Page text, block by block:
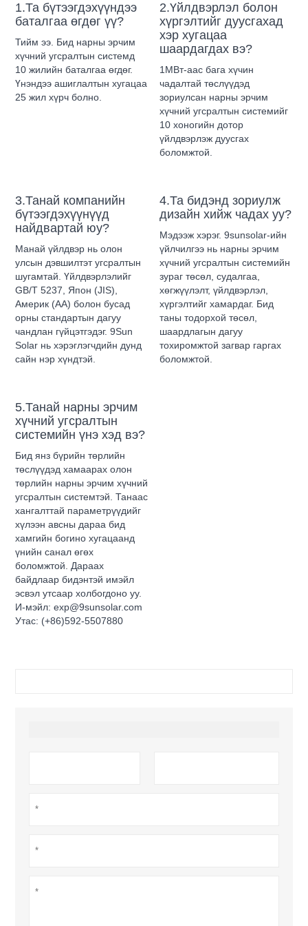
1.Та бүтээгдэхүүндээ
баталгаа өгдөг үү?
Тийм ээ. Бид нарны эрчим
хүчний угсралтын системд
10 жилийн баталгаа өгдөг.
Үнэндээ ашиглалтын хугацаа
25 жил хүрч болно.
2.Үйлдвэрлэл болон
хүргэлтийг дуусгахад
хэр хугацаа
шаардагдах вэ?
1МВт-аас бага хүчин
чадалтай төслүүдэд
зориулсан нарны эрчим
хүчний угсралтын системийг
10 хоногийн дотор
үйлдвэрлэж дуусгах
боломжтой.
3.Танай компанийн
бүтээгдэхүүнүүд
найдвартай юу?
Манай үйлдвэр нь олон
улсын дэвшилтэт угсралтын
шугамтай. Үйлдвэрлэлийг
GB/T 5237, Япон (JIS),
Америк (AA) болон бусад
орны стандартын дагуу
чандлан гүйцэтгэдэг. 9Sun
Solar нь хэрэглэгчдийн дунд
сайн нэр хүндтэй.
4.Та бидэнд зориулж
дизайн хийж чадах уу?
Мэдээж хэрэг. 9sunsolar-ийн
үйлчилгээ нь нарны эрчим
хүчний угсралтын системийн
зураг төсөл, судалгаа,
хөгжүүлэлт, үйлдвэрлэл,
хүргэлтийг хамардаг. Бид
таны тодорхой төсөл,
шаардлагын дагуу
тохиромжтой загвар гаргах
боломжтой.
5.Танай нарны эрчим
хүчний угсралтын
системийн үнэ хэд вэ?
Бид янз бүрийн төрлийн
төслүүдэд хамаарах олон
төрлийн нарны эрчим хүчний
угсралтын системтэй. Танаас
хангалттай параметрүүдийг
хүлээн авсны дараа бид
хамгийн богино хугацаанд
үнийн санал өгөх
боломжтой. Дараах
байдлаар бидэнтэй имэйл
эсвэл утсаар холбогдоно уу.
И-мэйл: exp@9sunsolar.com
Утас: (+86)592-5507880